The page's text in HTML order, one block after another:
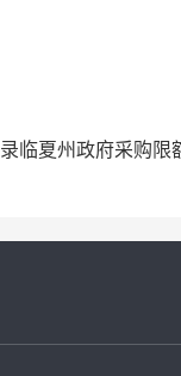
临夏州政府采购